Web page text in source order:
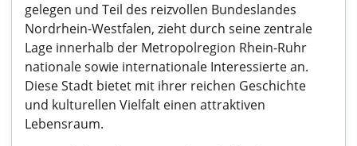
gelegen und Teil des reizvollen Bundeslandes
Nordrhein-Westfalen, zieht durch seine zentrale
Lage innerhalb der Metropolregion Rhein-Ruhr
nationale sowie internationale Interessierte an.
Diese Stadt bietet mit ihrer reichen Geschichte
und kulturellen Vielfalt einen attraktiven
Lebensraum.